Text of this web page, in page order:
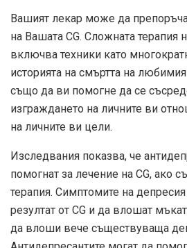
Вашият лекар може да
на Вашата CG. Сложната терапия
включва техники като
историята на смъртта на
също да ви помогне да се
изграждането на личните ви
на личните ви цели.
Изследвания показва, че
помогнат за лечение на CG, ако
терапия. Симптомите на
резултат от CG и да влошат
да влоши вече съществуваща